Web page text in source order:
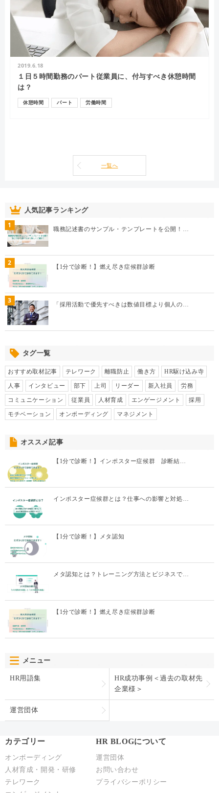
2019.6.18
１日５時間勤務のパート従業員に、付与すべき休憩時間
は？
休憩時間 パート 労働時間
一覧へ
人気記事ランキング
1 職務記述書のサンプル・テンプレートを公開！…
2 【1分で診断！】燃え尽き症候群診断
3 「採用活動で優先すべきは数値目標より個人の…
タグ一覧
おすすめ取材記事 テレワーク 離職防止 働き方 HR駆け込み寺
人事 インタビュー 部下 上司 リーダー 新入社員 労務
コミュニケーション 従業員 人材育成 エンゲージメント 採用
モチベーション オンボーディング マネジメント
オススメ記事
【1分で診断！】インポスター症候群 診断結…
インポスター症候群とは？仕事への影響と対処…
【1分で診断！】メタ認知
メタ認知とは？トレーニング方法とビジネスで…
【1分で診断！】燃え尽き症候群診断
メニュー
HR用語集
HR成功事例＜過去の取材先
企業様＞
運営団体
カテゴリー
オンボーディング
人材育成・開発・研修
テレワーク
HR BLOGについて
運営団体
お問い合わせ
プライバシーポリシー